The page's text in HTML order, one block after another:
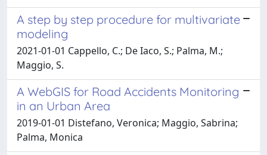
A step by step procedure for multivariate
modeling
2021-01-01 Cappello, C.; De Iaco, S.; Palma, M.;
Maggio, S.
A WebGIS for Road Accidents Monitoring
in an Urban Area
2019-01-01 Distefano, Veronica; Maggio, Sabrina;
Palma, Monica